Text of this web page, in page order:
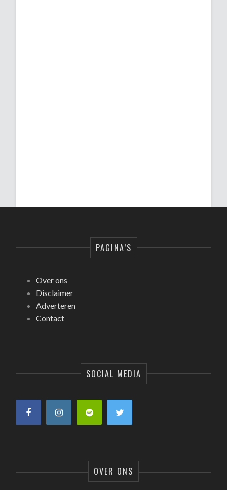
PAGINA’S
Over ons
Disclaimer
Adverteren
Contact
SOCIAL MEDIA
OVER ONS